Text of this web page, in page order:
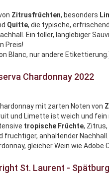
Zitrusfrüchten, besonders
Quitte, die typische,
Ein toller, langlebiger
Preis!
Blanc, nur andere
Chardonnay 2022
mit zarten Noten von
und Limette ist weich und fein
tropische Früchte, Zitrus,
fruchtiger, anhaltender Nachhall.
gleicher Wein wie Adobe
St. Laurent -